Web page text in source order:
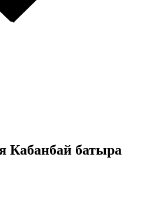
Кабанбай батыра